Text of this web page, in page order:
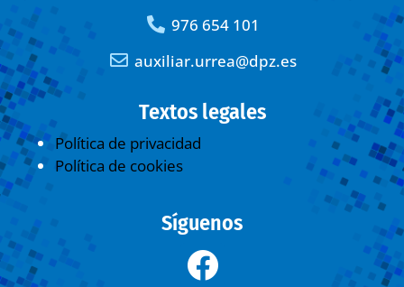
976 654 101
auxiliar.urrea@dpz.es
Textos legales
Política de privacidad
Política de cookies
Síguenos